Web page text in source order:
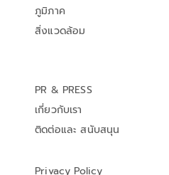
ภูมิภาค
สิ่งแวดล้อม
PR & PRESS
เกี่ยวกับเรา
ติดต่อและ สนับสนุน
Privacy Policy